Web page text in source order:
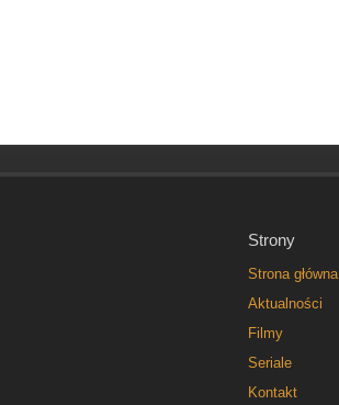
Strony
Strona główna
Aktualności
Filmy
Seriale
Kontakt